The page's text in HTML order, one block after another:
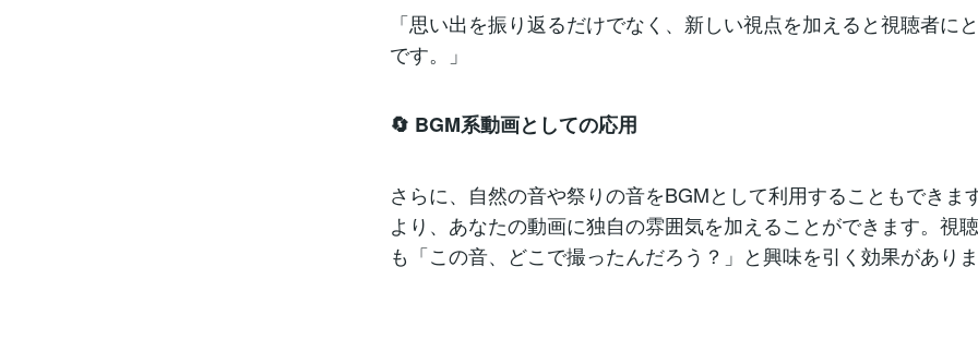
「思い出を振り返るだけでなく、新しい視点を加えると視聴者に
です。」
🔄 BGM系動画としての応用
さらに、自然の音や祭りの音をBGMとして利用することもできま
より、あなたの動画に独自の雰囲気を加えることができます。視
も「この音、どこで撮ったんだろう？」と興味を引く効果がありま